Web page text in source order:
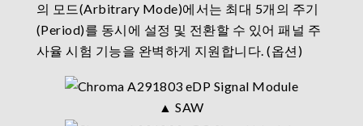
의 모드(Arbitrary Mode)에서는 최대 5개의 주기
(Period)를 동시에 설정 및 전환할 수 있어 패널 주
사율 시험 기능을 완벽하게 지원합니다. (옵션)
▲ SAW